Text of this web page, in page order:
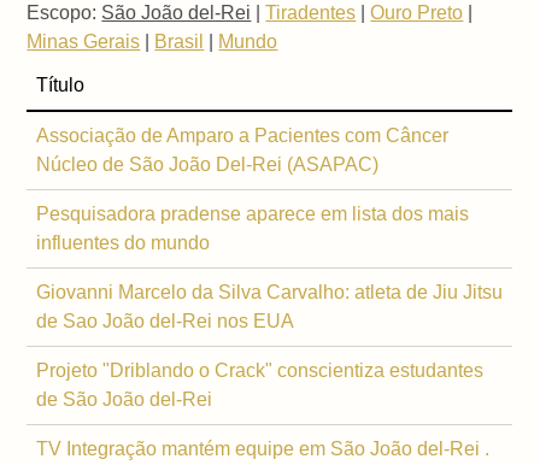
Escopo: São João del-Rei |Tiradentes |Ouro Preto
Minas Gerais
Brasil Mundo
Título
Associação de Amparo a Pacientes com Câncer
Núcleo de São João Del-Rei (ASAPAC)
Pesquisadora pradense aparece em lista dos mais
influentes do mundo
Giovanni Marcelo da Silva Carvalho: atleta de Jiu Jitsu
de Sao João del-Rei nos EUA
Projeto "Driblando o Crack" conscientiza estudantes
de São João del-Rei
TV Integração mantém equipe em São João del-Rei .